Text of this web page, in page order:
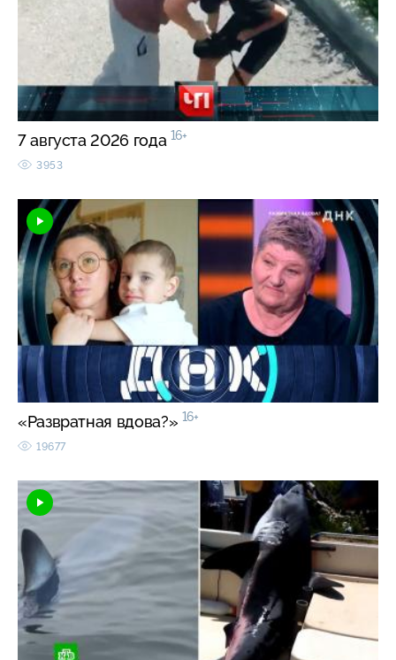
7 августа 2026 года 16+
3953
«Развратная вдова?» 16+
19677